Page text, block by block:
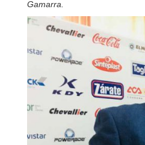
Gamarra.